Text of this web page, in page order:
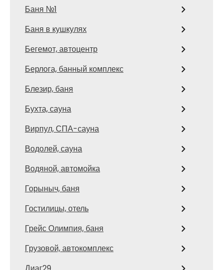
Баня №1
Баня в кушкулях
Бегемот, автоцентр
Берлога, банный комплекс
Блезир, баня
Бухта, сауна
Вирпул, СПА-сауна
Водолей, сауна
Водяной, автомойка
Горыныч, баня
Гостилицы, отель
Грейс Олимпия, баня
Грузовой, автокомплекс